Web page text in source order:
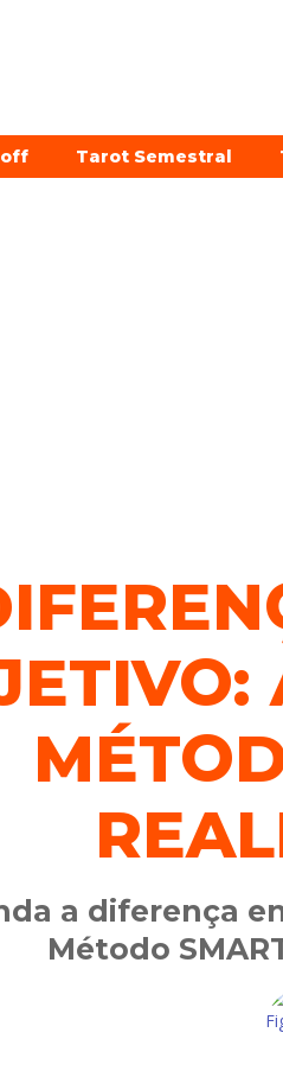
off Tarot Semestral
a diferença
Método